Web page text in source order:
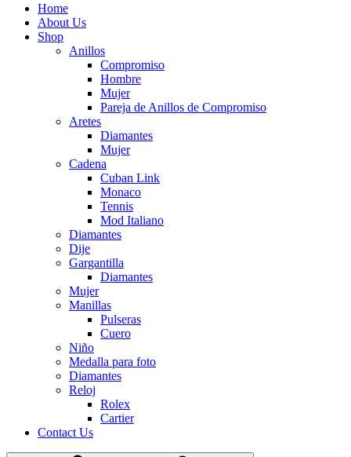
Home
About Us
Shop
Anillos
Compromiso
Hombre
Mujer
Pareja de Anillos de Compromiso
Aretes
Diamantes
Mujer
Cadena
Cuban Link
Monaco
Tennis
Mod Italiano
Diamantes
Dije
Gargantilla
Diamantes
Mujer
Manillas
Pulseras
Cuero
Niño
Medalla para foto
Diamantes
Reloj
Rolex
Cartier
Contact Us